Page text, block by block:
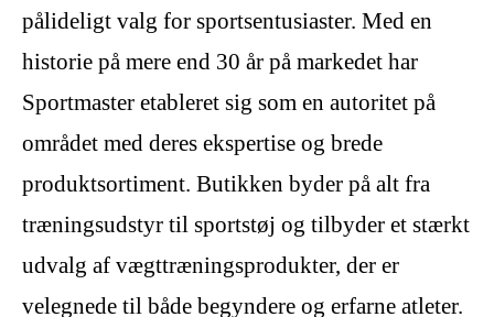
pålideligt valg for sportsentusiaster. Med en
historie på mere end 30 år på markedet har
Sportmaster etableret sig som en autoritet på
området med deres ekspertise og brede
produktsortiment. Butikken byder på alt fra
træningsudstyr til sportstøj og tilbyder et stærkt
udvalg af vægttræningsprodukter, der er
velegnede til både begyndere og erfarne atleter.